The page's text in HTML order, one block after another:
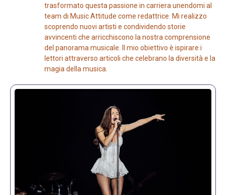
trasformato questa passione in carriera unendomi al
team di Music Attitude come redattrice. Mi realizzo
scoprendo nuovi artisti e condividendo storie
avvincenti che arricchiscono la nostra comprensione
del panorama musicale. Il mio obiettivo è ispirare i
lettori attraverso articoli che celebrano la diversità e la
magia della musica.